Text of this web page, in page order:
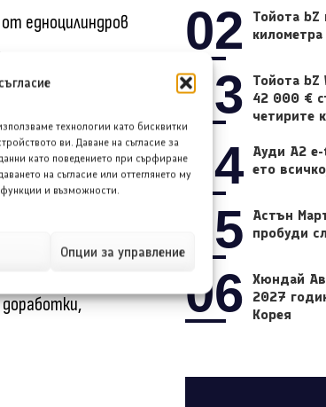
технологии като бисквитки
ви. Даване на съгласие за
като поведението при сърфиране
на съгласие или оттеглянето му
и възможности.
Опции за управление
едноцилиндров
плоча за
с гуми Пирели
двигателя.
механизъм до
02
Тойота bZ
03
Тойота bZ
42 000 €
четирите
04 Ауди A2
ето
05
Астън
пробуди
06 Хюндай
2027
Корея